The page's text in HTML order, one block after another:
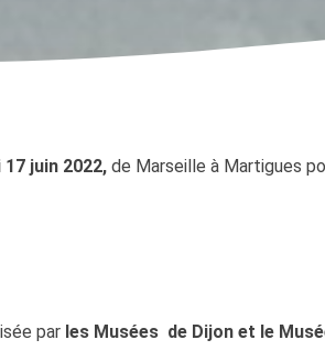
17 juin 2022, de Marseille à Martigues
par les Musées de Dijon et le